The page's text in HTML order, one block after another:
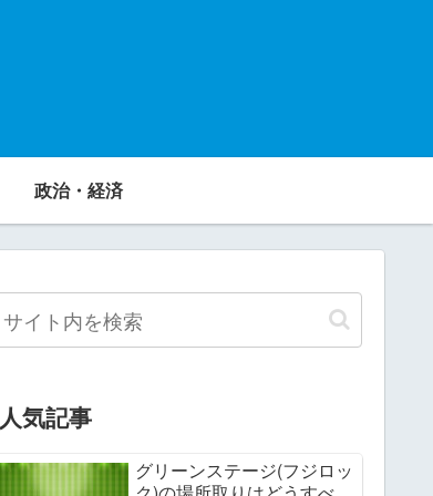
政治・経済
人気記事
グリーンステージ(フジロッ